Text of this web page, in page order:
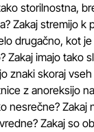
storilnostna,
Zakaj stremijo k
drugačno, kot je
Zakaj imajo tako
znaki skoraj
z anoreksijo
nesrečne? Zakaj
Zakaj so